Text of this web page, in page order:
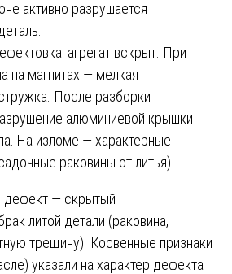
активно разрушается
агрегат вскрыт. При
на магнитах — мелкая
После разборки
алюминиевой крышки
На изломе — характерные
раковины от литья).
дефект — скрытый
литой детали (раковина,
трещину). Косвенные признаки
указали на характер дефекта